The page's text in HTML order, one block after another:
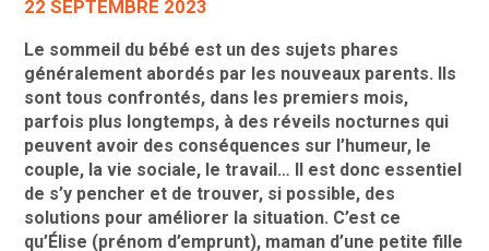
22 SEPTEMBRE 2023
Le sommeil du bébé est un des sujets phares
généralement abordés par les nouveaux parents. Ils
sont tous confrontés, dans les premiers mois,
parfois plus longtemps, à des réveils nocturnes qui
peuvent avoir des conséquences sur l’humeur, le
couple, la vie sociale, le travail… Il est donc essentiel
de s’y pencher et de trouver, si possible, des
solutions pour améliorer la situation. C’est ce
qu’Élise (prénom d’emprunt), maman d’une petite fille